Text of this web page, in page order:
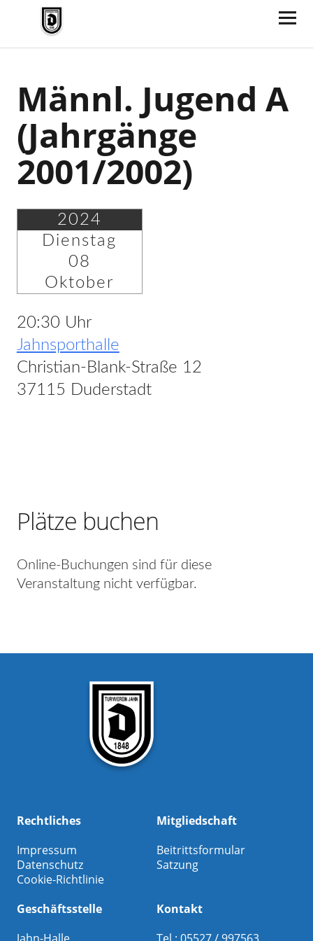
TV Jahn Duderstadt
Männl. Jugend A
(Jahrgänge
2001/2002)
2024
Dienstag
08
Oktober
20:30 Uhr
Jahnsporthalle
Christian-Blank-Straße 12
37115 Duderstadt
Plätze buchen
Online-Buchungen sind für diese
Veranstaltung nicht verfügbar.
Rechtliches
Impressum
Datenschutz
Cookie-Richtlinie
Mitgliedschaft
Beitrittsformular
Satzung
Geschäftsstelle
Kontakt